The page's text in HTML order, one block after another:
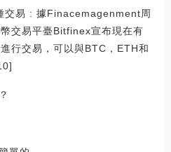
交易 : 據Finacemagenment周
交易平臺Bitfinex宣布現在有
行交易，可以與BTC，ETH和